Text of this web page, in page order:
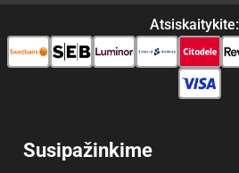
Atsiskaitykite:
Susipažinkime